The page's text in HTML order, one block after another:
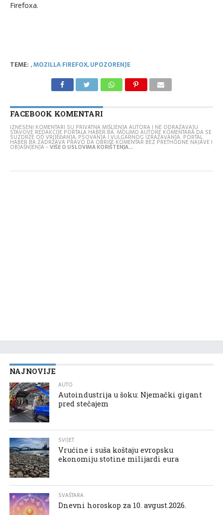
Firefoxa.
TEME: ,MOZILLA FIREFOX, UPOZORENJE
FACEBOOK KOMENTARI
IZNESENI KOMENTARI SU PRIVATNA MIŠLJENJA AUTORA I NE ODRAŽAVAJU
STAVOVE REDAKCIJE PORTALA HABER.BA. MOLIMO AUTORE KOMENTARA DA SE
SUZDRŽE OD VRIJEĐANJA, PSOVANJA I VULGARNOG IZRAŽAVANJA. PORTAL
HABER.BA ZADRŽAVA PRAVO DA OBRIŠE KOMENTAR BEZ PRETHODNE NAJAVE I
OBJAŠNJENJA -VIŠE O USLOVIMA KORIŠTENJA...
NAJNOVIJE
AUTO
Autoindustrija u šoku: Njemački gigant
pred stečajem
SVIJET
Vrućine i suša koštaju evropsku
ekonomiju stotine milijardi eura
SVAŠTARA
Dnevni horoskop za 10. avgust.2026.